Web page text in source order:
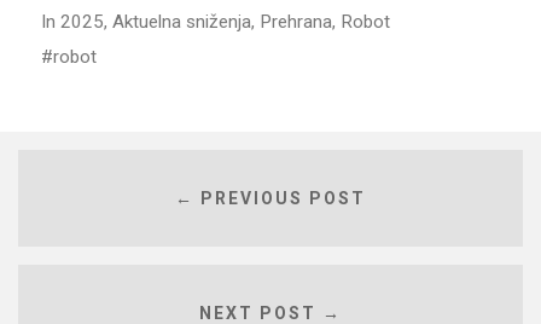
In 2025, Aktuelna sniženja, Prehrana, Robot
robot
← PREVIOUS POST
NEXT POST →